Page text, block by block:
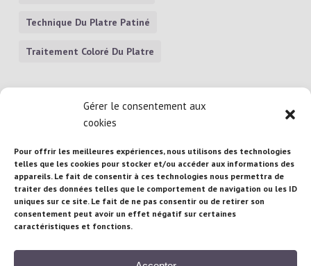
Gérer le consentement aux
cookies
Pour offrir les meilleures expériences, nous utilisons des technologies
telles que les cookies pour stocker et/ou accéder aux informations des
appareils. Le fait de consentir à ces technologies nous permettra de
traiter des données telles que le comportement de navigation ou les ID
uniques sur ce site. Le fait de ne pas consentir ou de retirer son
consentement peut avoir un effet négatif sur certaines
caractéristiques et fonctions.
Technique Du Platre Patiné
Traitement Coloré Du Platre
Atelier Brigitte Brandeau : 71 rue Maubeuge,
75010 Paris – France
Téléphone :+33/(0) 681 95 16 97| Email :